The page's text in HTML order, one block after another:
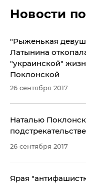
Новости
​"Рыженькая
Латынина
"украинской"
Поклонской
26 сентября 2017
Наталью
26 сентября 2017
Ярая